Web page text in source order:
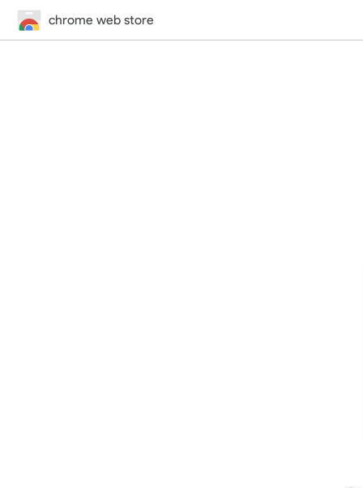
chrome web store